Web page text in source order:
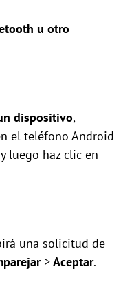
u otro
dispositivo,
el teléfono Android
luego haz clic en
una solicitud de
>Aceptar.